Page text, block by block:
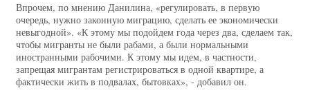
Впрочем, по мнению Данилина, «регулировать, в первую
очередь, нужно законную миграцию, сделать ее экономически
невыгодной». «К этому мы подойдем года через два, сделаем так,
чтобы мигранты не были рабами, а были нормальными
иностранными рабочими. К этому мы идем, в частности,
запрещая мигрантам регистрироваться в одной квартире, а
фактически жить в подвалах, бытовках», - добавил он.